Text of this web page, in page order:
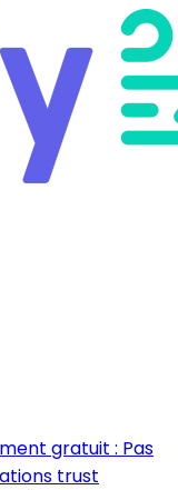
gratuit : Pas
trust